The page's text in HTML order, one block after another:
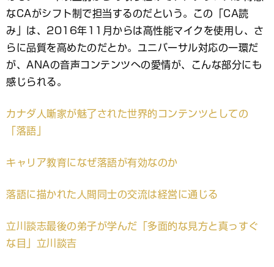
なCAがシフト制で担当するのだという。この「CA読
み」は、2016年11月からは高性能マイクを使用し、さ
らに品質を高めたのだとか。ユニバーサル対応の一環だ
が、ANAの音声コンテンツへの愛情が、こんな部分にも
感じられる。
カナダ人噺家が魅了された世界的コンテンツとしての
「落語」
キャリア教育になぜ落語が有効なのか
落語に描かれた人間同士の交流は経営に通じる
立川談志最後の弟子が学んだ「多面的な見方と真っすぐ
な目」立川談吉